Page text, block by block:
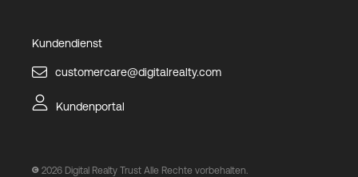
Kundendienst
customercare@digitalrealty.com
Kundenportal
2026 Digital Realty Trust Alle Rechte vorbehalten.